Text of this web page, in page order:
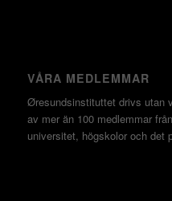
VÅRA MEDLEMMAR
Øresundsinstituttet drivs utan
av mer än 100 medlemmar
universitet, högskolor och det